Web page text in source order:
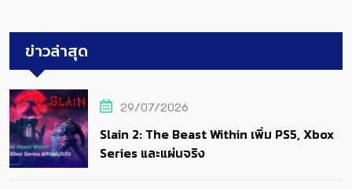
ข่าวล่าสุด
29/07/2026
Slain 2: The Beast Within เพิ่ม PS5, Xbox
Series และแผ่นจริง